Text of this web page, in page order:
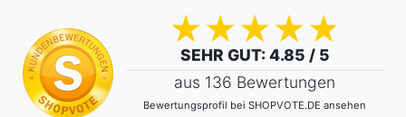
SEHR GUT: 4.85 / 5
aus 136 Bewertungen
Bewertungsprofil bei SHOPVOTE.DE ansehen